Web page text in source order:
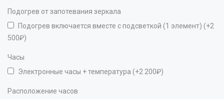
Подогрев от запотевания зеркала
Подогрев включается вместе с подсветкой (1 элемент) (+2
500₽)
Часы
Электронные часы + температура (+2 200₽)
Расположение часов